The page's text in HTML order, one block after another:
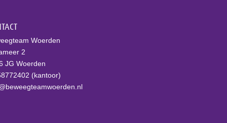
Woerden
2
JG Woerden
(kantoor)